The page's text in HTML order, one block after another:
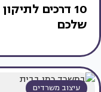
10 דרכים
שלכם
עיצוב משרדים